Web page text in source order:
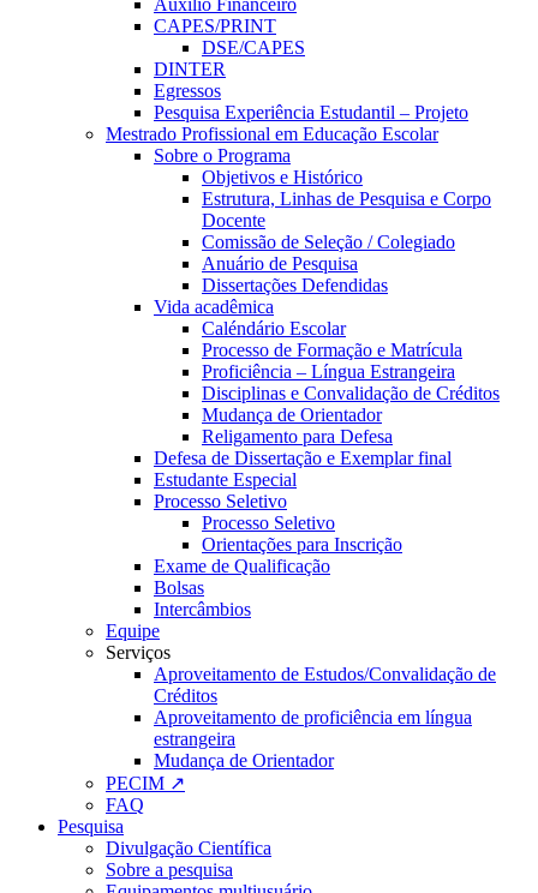
Auxílio Financeiro
CAPES/PRINT
DSE/CAPES
DINTER
Egressos
Pesquisa Experiência Estudantil – Projeto
Mestrado Profissional em Educação Escolar
Sobre o Programa
Objetivos e Histórico
Estrutura, Linhas de Pesquisa e Corpo
Docente
Comissão de Seleção / Colegiado
Anuário de Pesquisa
Dissertações Defendidas
Vida acadêmica
Caléndário Escolar
Processo de Formação e Matrícula
Proficiência – Língua Estrangeira
Disciplinas e Convalidação de Créditos
Mudança de Orientador
Religamento para Defesa
Defesa de Dissertação e Exemplar final
Estudante Especial
Processo Seletivo
Processo Seletivo
Orientações para Inscrição
Exame de Qualificação
Bolsas
Intercâmbios
Equipe
Serviços
Aproveitamento de Estudos/Convalidação de
Créditos
Aproveitamento de proficiência em língua
estrangeira
Mudança de Orientador
PECIM ↗
FAQ
Pesquisa
Divulgação Científica
Sobre a pesquisa